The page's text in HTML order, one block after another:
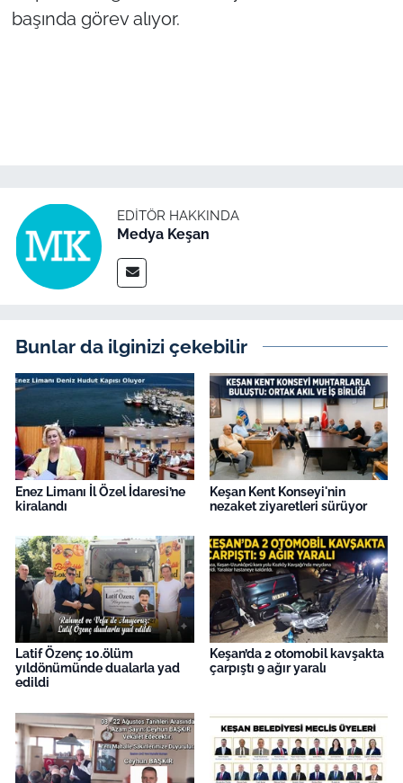
başında görev alıyor.
EDITÖR HAKKINDA
Medya Keşan
Bunlar da ilginizi çekebilir
Enez Limanı İl Özel İdaresi’ne
kiralandı
Keşan Kent Konseyi'nin
nezaket ziyaretleri sürüyor
Latif Özenç 10.ölüm
yıldönümünde dualarla yad
edildi
Keşan’da 2 otomobil kavşakta
çarpıştı 9 ağır yaralı
Flaş Haber
Bilim Teknoloji
English News
Canlı Maç
Finans
Genel-A
Gündem-Eğitim